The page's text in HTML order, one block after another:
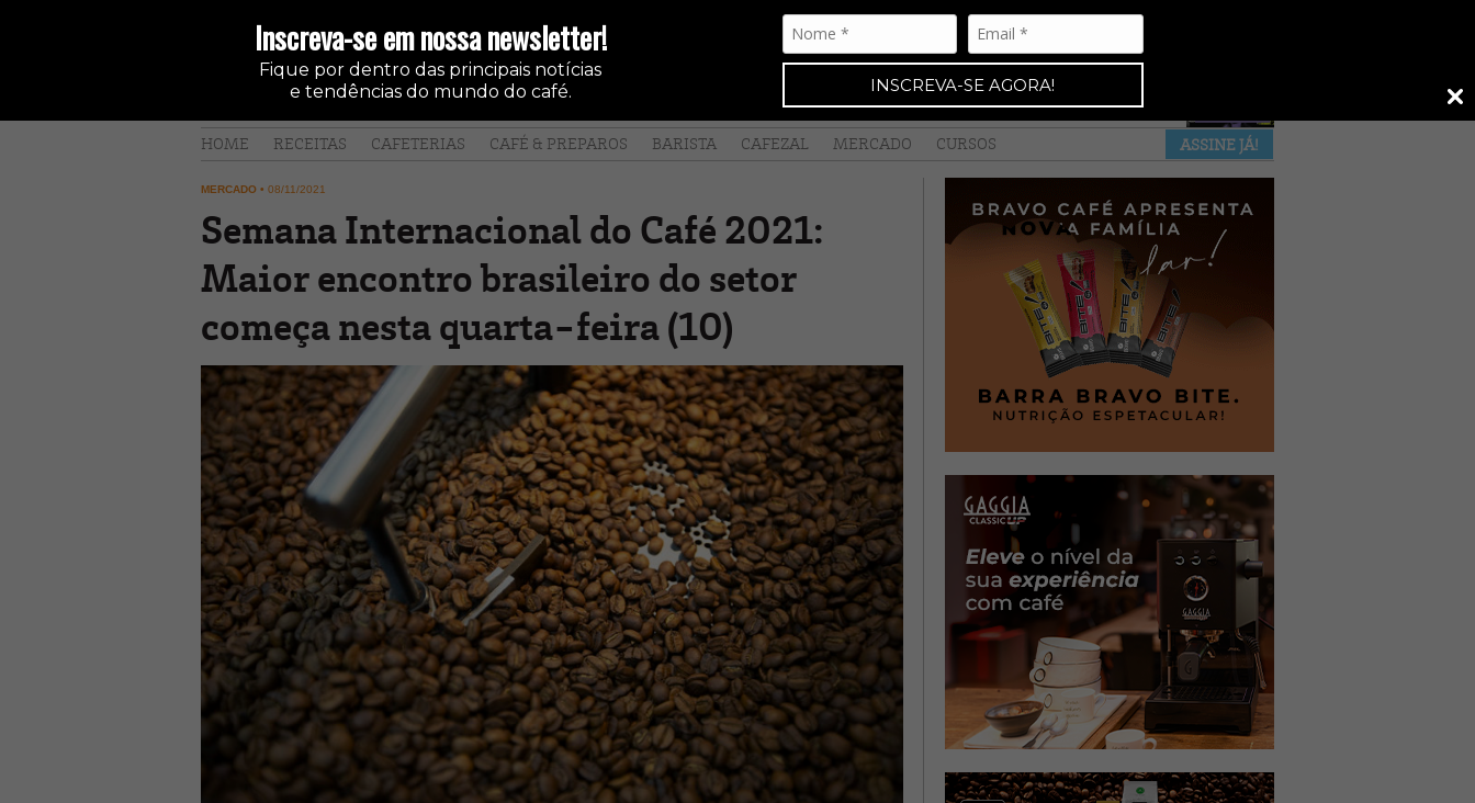
Inscreva-se em nossa newsletter!
Fique por dentro das principais notícias
e tendências do mundo do café.
INSCREVA-SE AGORA!
•NAS BANCAS
HOME RECEITAS CAFETERIAS CAFÉ & PREPAROS BARISTA CAFEZAL MERCADO ASSINE JÁ!
CURSOS
MERCADO • 08/11/2021
Semana Internacional do Café 2021:
Maior encontro brasileiro do setor
começa nesta quarta-feira (10)